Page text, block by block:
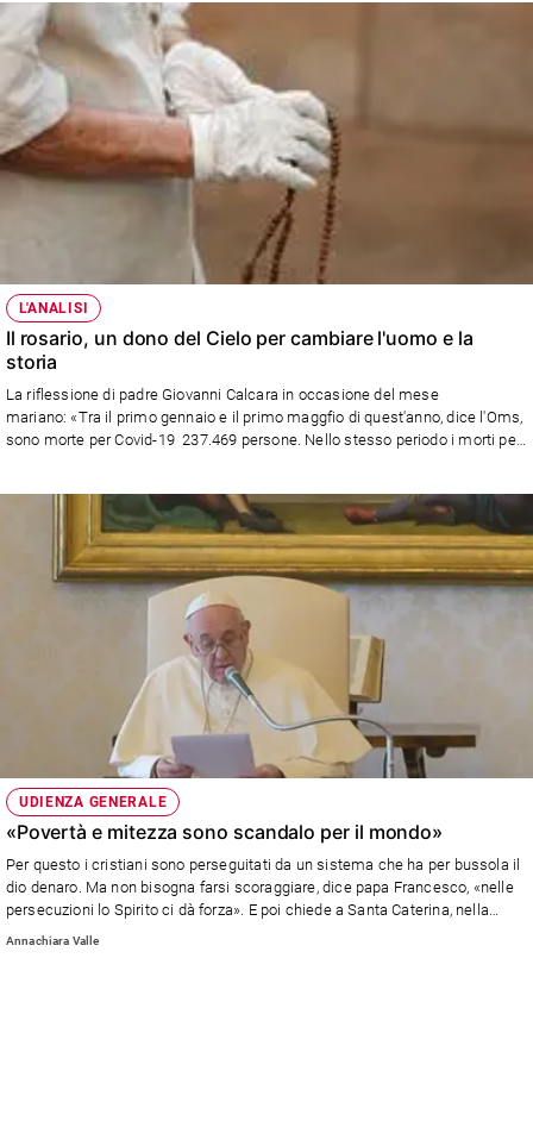
L'ANALISI
Il rosario, un dono del Cielo per cambiare l'uomo e la
storia
La riflessione di padre Giovanni Calcara in occasione del mese
mariano: «Tra il primo gennaio e il primo maggfio di quest'anno, dice l'Oms,
sono morte per Covid-19 237.469 persone. Nello stesso periodo i morti per
della mascherina, ma di pensare che possiamo essere contagiosi anche
nella carità verso tutto il creato, uomo compreso»
UDIENZA GENERALE
«Povertà e mitezza sono scandalo per il mondo»
Per questo i cristiani sono perseguitati da un sistema che ha per bussola il
dio denaro. Ma non bisogna farsi scoraggiare, dice papa Francesco, «nelle
persecuzioni lo Spirito ci dà forza». E poi chiede a Santa Caterina, nella
doppia veste di patrona d'Italia e d'Europa, di proteggere il nostro Paese e il
Annachiara Valle